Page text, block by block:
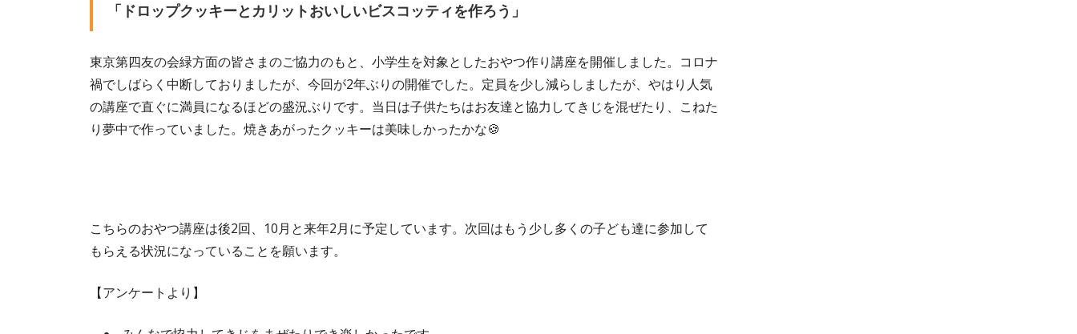
「ドロップクッキーとカリットおいしいビスコッティを作ろう」
東京第四友の会緑方面の皆さまのご協力のもと、小学生を対象としたおやつ作り講座を開催しました。コロナ
禍でしばらく中断しておりましたが、今回が2年ぶりの開催でした。定員を少し減らしましたが、やはり人気
の講座で直ぐに満員になるほどの盛況ぶりです。当日は子供たちはお友達と協力してきじを混ぜたり、こねた
り夢中で作っていました。焼きあがったクッキーは美味しかったかな🍪
こちらのおやつ講座は後2回、10月と来年2月に予定しています。次回はもう少し多くの子ども達に参加して
もらえる状況になっていることを願います。
【アンケートより】